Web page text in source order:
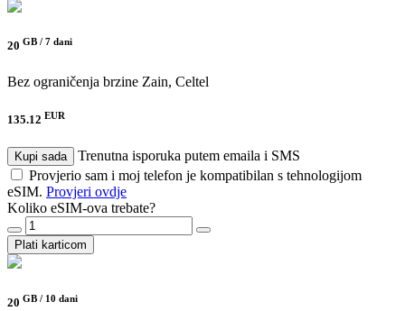
20 GB / 7 dani
Bez ograničenja brzine Zain, Celtel
135.12 EUR
Kupi sada
Trenutna isporuka putem emaila i SMS
Provjerio sam i moj telefon je kompatibilan s tehnologijom
eSIM. Provjeri ovdje
Koliko eSIM-ova trebate?
Plati karticom
20 GB / 10 dani